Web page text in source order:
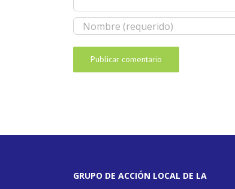
GRUPO DE ACCIÓN LOCAL DE LA